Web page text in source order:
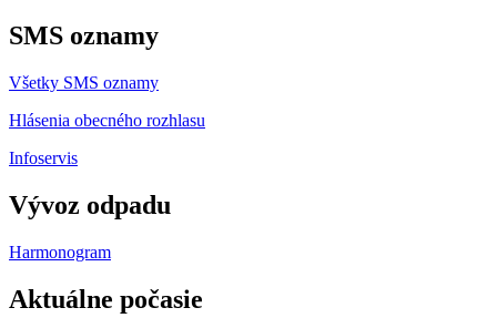
SMS oznamy
Všetky SMS oznamy
Hlásenia obecného rozhlasu
Infoservis
Vývoz odpadu
Harmonogram
Aktuálne počasie